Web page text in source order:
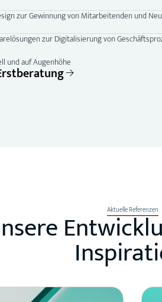
zur Gewinnung von Mitarbeitenden und
zur Digitalisierung von
und auf Augenhöhe
Aktuelle Referenzen